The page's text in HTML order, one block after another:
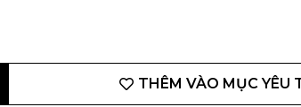
THÊM VÀO MỤC YÊU